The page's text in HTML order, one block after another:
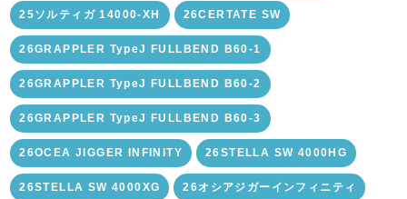
25ソルティガ 14000-XH 26CERTATE SW
26GRAPPLER TypeJ FULLBEND B60-1
26GRAPPLER TypeJ FULLBEND B60-2
26GRAPPLER TypeJ FULLBEND B60-3
26OCEA JIGGER INFINITY 26STELLA SW 4000HG
26STELLA SW 4000XG 26オシアジガーインフィニティ